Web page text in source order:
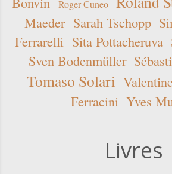
Roger Cuneo
Maeder Sarah Tschopp
Ferrarelli Sita Pottacheruva
Sven Bodenmüller
Tomaso Solari
Ferracini Yves
Livres